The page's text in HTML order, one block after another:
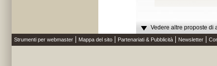
Vedere altre proposte di
Strumenti per webmaster Mappa del sito Partenariati & Pubblicità Newsletter